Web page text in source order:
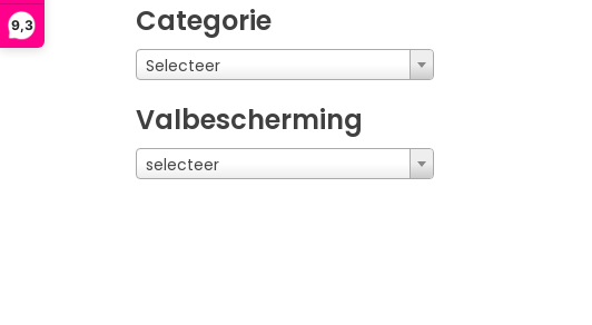
9,3 Categorie
Selecteer
Valbescherming
selecteer